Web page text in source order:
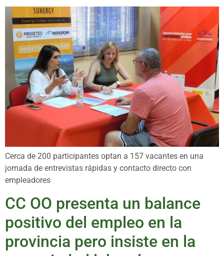
Cerca de 200 participantes optan a 157 vacantes en una
jornada de entrevistas rápidas y contacto directo con
empleadores
CC OO presenta un balance
positivo del empleo en la
provincia pero insiste en la